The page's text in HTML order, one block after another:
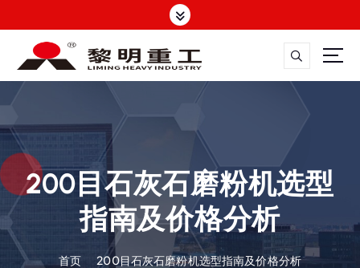
转
容 大修渣磨粉机，矿渣立磨
200目石灰石磨粉机选型
指南及价格分析
首页 200目石灰石磨粉机选型指南及价格分析